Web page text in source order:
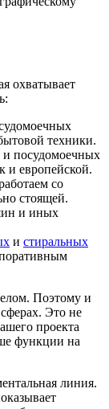
охватывает
техники.
и посудомоечных
и европейской.
со
стоящей.
и иных
и стиральных
Поэтому и
Это не
проекта
функции на
линия.